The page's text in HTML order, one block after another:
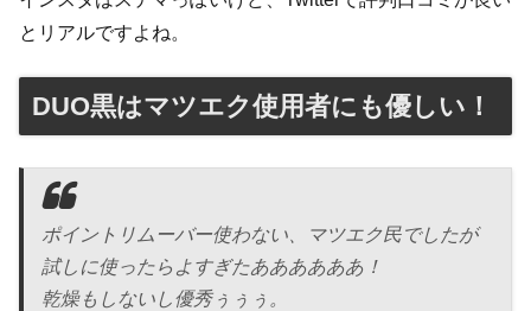
とリアルですよね。
DUO黒はマツエク使用者にも優しい！
ポイントリムーバー使わない、マツエク民でしたが
試しに使ったらよすぎたああああああ！
乾燥もしないし優秀ぅぅぅ。